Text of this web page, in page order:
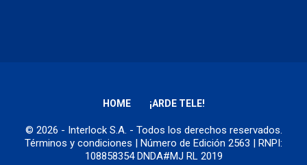
HOME ¡ARDE TELE!
© 2026 - Interlock S.A. - Todos los derechos reservados.
Términos y condiciones | Número de Edición 2563 | RNPI:
108858354 DNDA#MJ RL 2019